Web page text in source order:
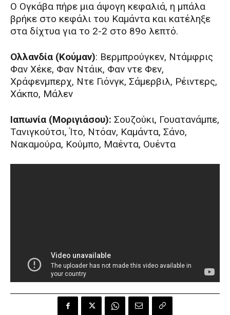
Ο Ογκάβα πήρε μια άψογη κεφαλιά, η μπάλα
βρήκε στο κεφάλι του Καμάντα και κατέληξε
στα δίχτυα για το 2-2 στο 89ο λεπτό.
Ολλανδία (Κούμαν): Βερμπρούγκεν, Ντάμφρις
Φαν Χέκε, Φαν Ντάικ, Φαν ντε Φεν,
Χράφενμπερχ, Ντε Γιόνγκ, Σάμερβιλ, Ρέιντερς,
Χάκπο, Μάλεν
Ιαπωνία (Μοριγιάσου): Σουζούκι, Γουατανάμπε,
Τανιγκούτσι, Ίτο, Ντόαν, Καμάντα, Σάνο,
Νακαμούρα, Κούμπο, Μαέντα, Ουέντα